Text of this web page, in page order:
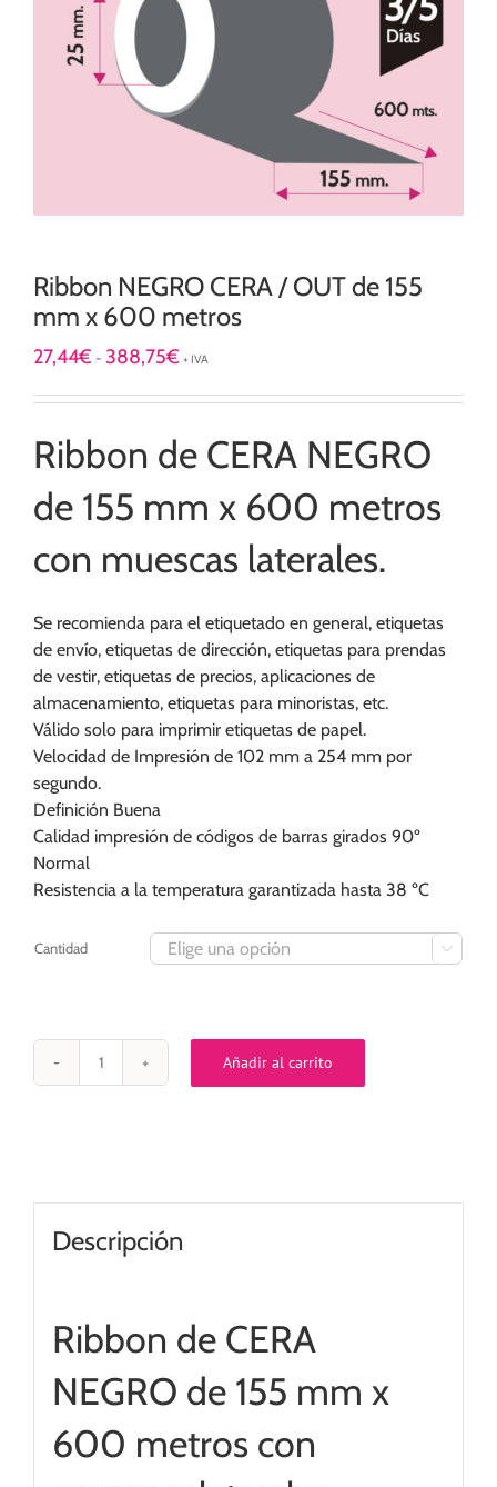
Ribbon NEGRO CERA / OUT de 155
mm x 600 metros
27,44€ - 388,75€Rango
precios:
hasta
+ IVA
Ribbon de CERA NEGRO
de 155 mm x 600 metros
con muescas laterales.
Se recomienda para el etiquetado en general, etiquetas
de envío, etiquetas de dirección, etiquetas para prendas
de vestir, etiquetas de precios, aplicaciones de
almacenamiento, etiquetas para minoristas, etc.
Válido solo para imprimir etiquetas de papel.
Velocidad de Impresión de 102 mm a 254 mm por
segundo.
Definición Buena
Calidad impresión de códigos de barras girados 90º
Normal
Resistencia a la temperatura garantizada hasta 38 ºC
Cantidad 
Ribbon
x
600
Añadir al carrito
Descripción
Ribbon de CERA
NEGRO de 155 mm x
600 metros con